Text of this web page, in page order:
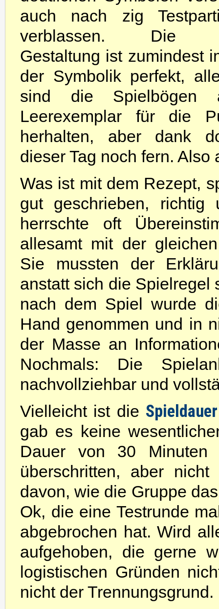
auch nach zig
verblassen. Die
Gestaltung ist zumindest
der Symbolik perfekt,
sind die Spielbögen
Leerexemplar für die
herhalten, aber dank
dieser Tag noch fern.
Was ist mit dem Rezept,
gut geschrieben, richtig
herrschte oft
allesamt mit der
Sie mussten der
anstatt sich die Spielregel
nach dem Spiel wurde
Hand genommen und in
der Masse an
Nochmals: Die
nachvollziehbar und
Vielleicht ist die
gab es keine
Dauer von 30 Minuten
überschritten, aber
davon, wie die Gruppe
Ok, die eine Testrunde
abgebrochen hat. Wird
aufgehoben, die gerne
logistischen Gründen
nicht der Trennungsgrund.